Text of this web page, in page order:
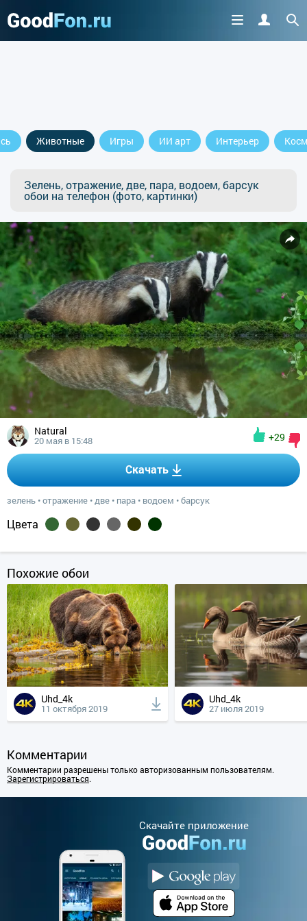
Животные Игры ИИ арт Интерьер
Зелень, отражение, две, пара, водоем, барсук
обои на телефон (фото, картинки)
Natural
20 мая в 15:48 +29
Скачать
зелень •отражение •две • пара • водоем •барсук
Цвета
Похожие обои
Uhd_4k
11 октября 2019
Uhd_4k
27 июля 2019
Комментарии
Комментарии разрешены только авторизованным пользователям.
Зарегистрироваться.
Cкачайте приложение